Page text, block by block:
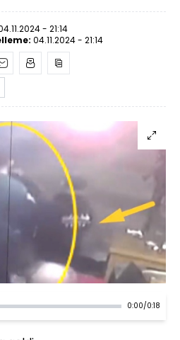
- 21:14
04.11.2024 - 21:14
0:00/0:18